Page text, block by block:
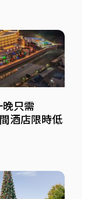
晚只需
酒店限時低